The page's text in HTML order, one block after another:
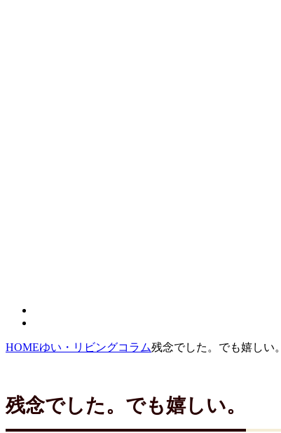
HOMEゆい・リビングコラム残念でした。でも嬉しい。
残念でした。でも嬉しい。